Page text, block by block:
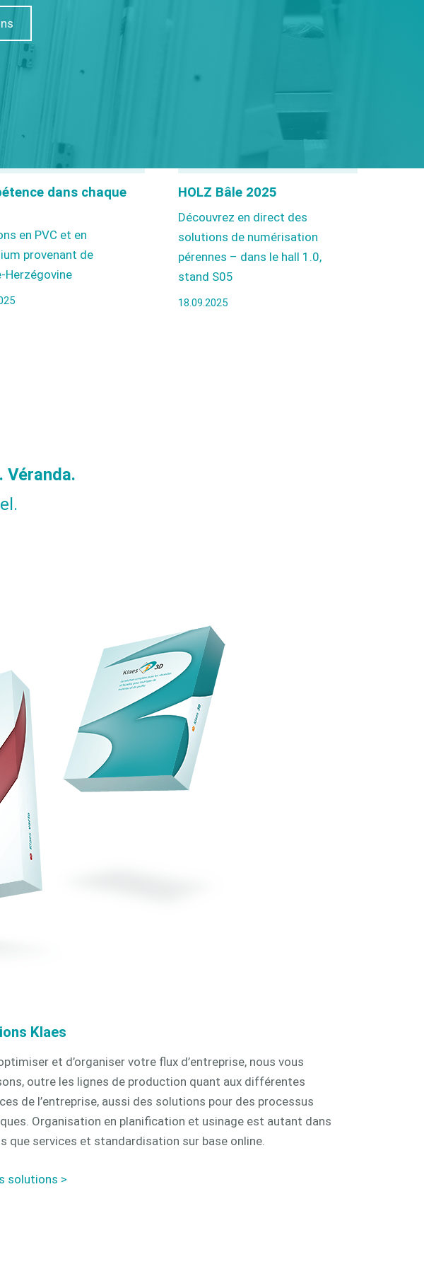
dans chaque
en PVC et en
provenant de
Herzégovine
HOLZ Bâle 2025
Découvrez en direct des
solutions de numérisation
pérennes – dans le hall 1.0,
stand S05
18.09.2025
Véranda.
Klaes
et d’organiser votre flux d’entreprise, nous vous
outre les lignes de production quant aux différentes
de l’entreprise, aussi des solutions pour des processus
Organisation en planification et usinage est autant dans
que services et standardisation sur base online.
solutions >